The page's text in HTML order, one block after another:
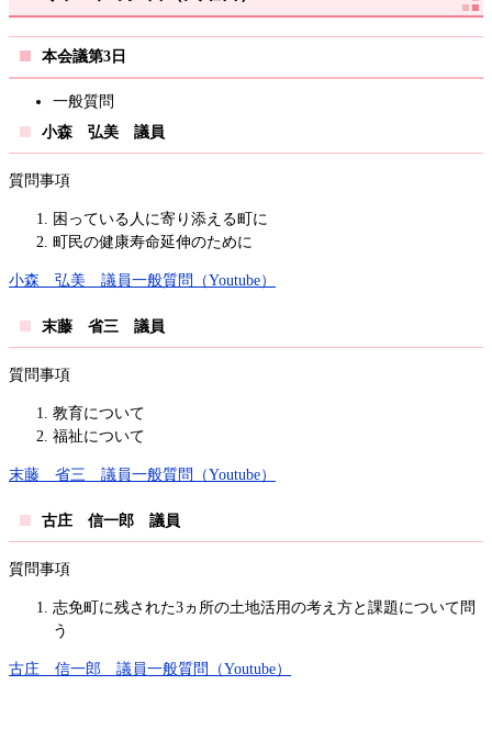
本会議第3日
一般質問
小森 弘美 議員
質問事項
困っている人に寄り添える町に
町民の健康寿命延伸のために
小森 弘美 議員一般質問（Youtube）
末藤 省三 議員
質問事項
教育について
福祉について
末藤 省三 議員一般質問（Youtube）
古庄 信一郎 議員
質問事項
志免町に残された3ヵ所の土地活用の考え方と課題について問
う
古庄 信一郎 議員一般質問（Youtube）